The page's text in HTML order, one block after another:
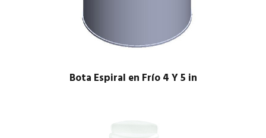
Bota Espiral en Frío 4 Y 5 in